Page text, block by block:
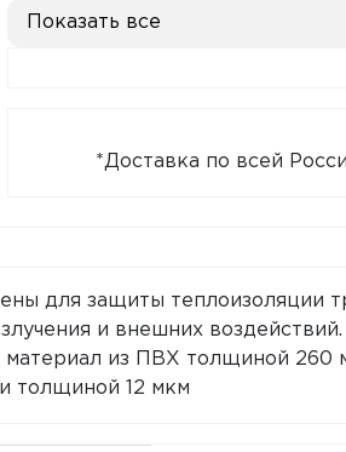
Показать все
*Доставка по всей
для защиты теплоизоляции
и внешних
материал из ПВХ толщиной 260
толщиной 12 мкм